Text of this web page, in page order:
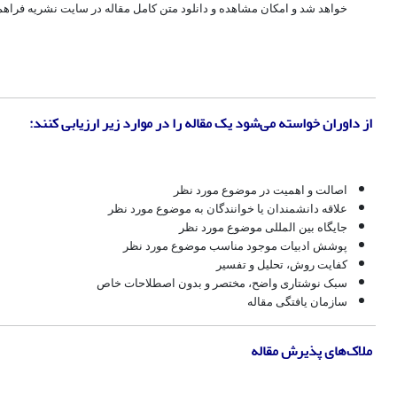
خواهد شد و امکان مشاهده و دانلود متن کامل مقاله در سایت نشریه
از داوران خواسته ‌می‌شود یک مقاله را در موارد زیر ارزیابی کنند:
اصالت و اهمیت در موضوع مورد نظر
علاقه دانشمندان یا خوانندگان به موضوع مورد نظر
جایگاه بین المللی موضوع مورد نظر
پوشش ادبیات موجود مناسب موضوع مورد نظر
کفایت روش، تحلیل و تفسیر
سبک نوشتاری واضح، مختصر و بدون اصطلاحات خاص
سازمان یافتگی مقاله
ملاک‌های پذیرش مقاله